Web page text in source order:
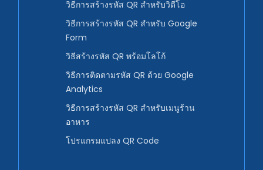
วิธีการสร้างรหัส QR สำหรับวิดีโอ
วิธีการสร้างรหัส QR สำหรับ Google
Form
วิธีสร้างรหัส QR พร้อมโลโก้
วิธีการติดตามรหัส QR ด้วย Google
Analytics
วิธีการสร้างรหัส QR สำหรับเมนูร้าน
อาหาร
โปรแกรมแปลง QR Code